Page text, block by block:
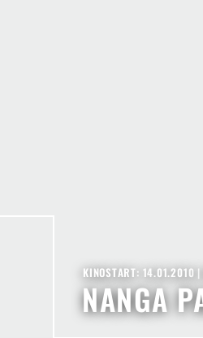
NANGA
KINOSTART: 14.01.2010 |